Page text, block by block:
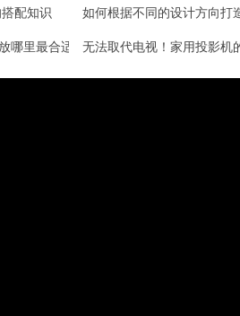
配知识 如何根据不同的设计方向打
哪里最合适？无法取代电视！家用投影机